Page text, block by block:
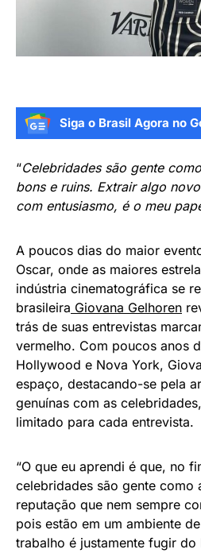
Siga o Brasil Agora no
“Celebridades são gente
bons e ruins. Extrair algo
com entusiasmo, é o meu
A poucos dias do maior
Oscar, onde as maiores
indústria cinematográfica se
brasileira Giovana Gelhoren
trás de suas entrevistas
vermelho. Com poucos anos
Hollywood e Nova York,
espaço, destacando-se pela
genuínas com as
limitado para cada entrevista.
“O que eu aprendi é que, no
celebridades são gente como
reputação que nem sempre
pois estão em um ambiente
trabalho é justamente fugir